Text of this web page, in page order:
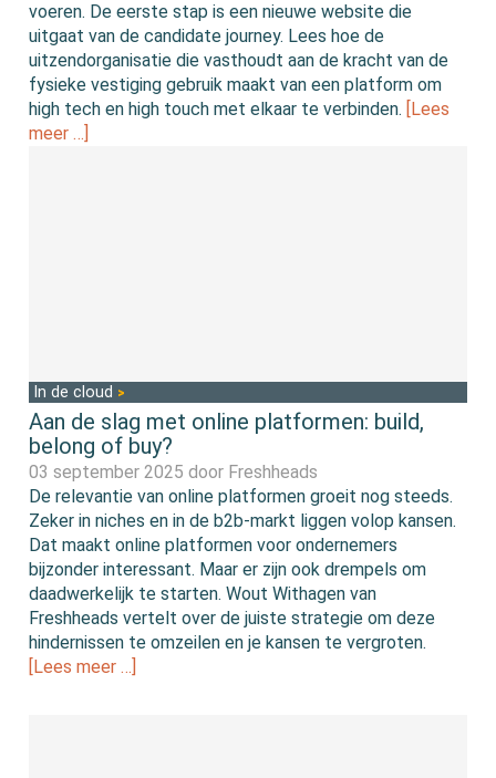
voeren. De eerste stap is een nieuwe website die
uitgaat van de candidate journey. Lees hoe de
uitzendorganisatie die vasthoudt aan de kracht van de
fysieke vestiging gebruik maakt van een platform om
high tech en high touch met elkaar te verbinden.
[Lees
meer …]
In de cloud
Aan de slag met online platformen: build,
belong of buy?
03 september 2025 door Freshheads
De relevantie van online platformen groeit nog steeds.
Zeker in niches en in de b2b-markt liggen volop kansen.
Dat maakt online platformen voor ondernemers
bijzonder interessant. Maar er zijn ook drempels om
daadwerkelijk te starten. Wout Withagen van
Freshheads vertelt over de juiste strategie om deze
hindernissen te omzeilen en je kansen te vergroten.
[Lees meer …]